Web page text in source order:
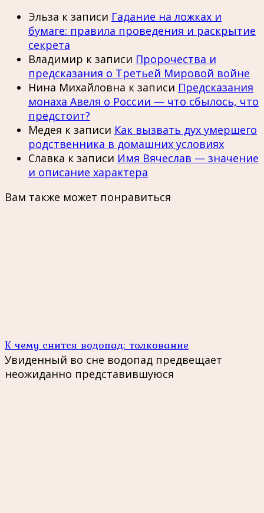
Эльза к записи Гадание на ложках и
бумаге: правила проведения и раскрытие
секрета
Владимир к записи Пророчества и
предсказания о Третьей Мировой войне
Нина Михайловна к записи Предсказания
монаха Авеля о России — что сбылось, что
предстоит?
Медея к записи Как вызвать дух умершего
родственника в домашних условиях
Славка к записи Имя Вячеслав — значение
и описание характера
Вам также может понравиться
К чему снится водопад: толкование
Увиденный во сне водопад предвещает
неожиданно представившуюся